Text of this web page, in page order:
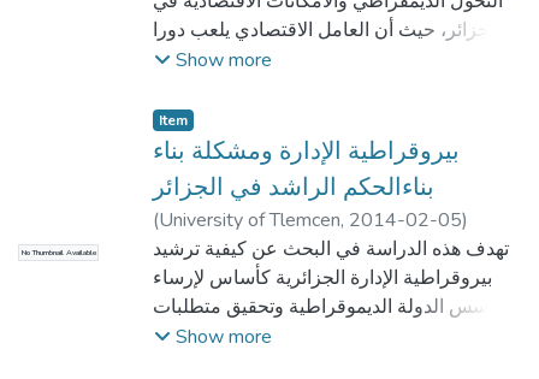
الجزائر، حيث أن العامل الاقتصادي يلعب دورا
بالغ الأهمية في التحول الديمقراطي، مع دراسة
Show more
No Thumbnail Available
Item
بيروقراطية الإدارة ومشكلة بناء
بناءالحكم الراشد في الجزائر
(University of Tlemcen, 2014-02-05)
Hasini, Laila
تهدف هذه الدراسة في البحث عن كيفية ترشيد
بيروقراطية الإدارة الجزائرية كأساس لإرساء
أسس الدولة الديموقراطية وتحقيق متطلبات
الحكم الراشد نظرا لما للجهاز البيروقراطي من
Show more